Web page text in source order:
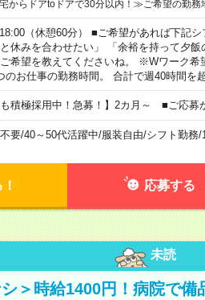
からドアtoドアで30分以内！≫ご希望の勤務
（休憩60分） ■ご希望があれば下記
と休みを合わせたい」 「余裕を持って夕
希望を教えてくださいね。 ※Wワーク希
のお仕事の勤務時間。 合計で週40時間を
も積極採用中！急募！】2カ月～ ■ご応募
要/40～50代活躍中/服装自由/シフト勤務/
応募する
未読
＞時給1400円！病院で備